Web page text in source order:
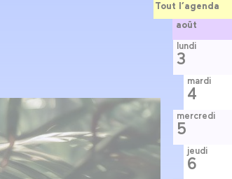
Tout l’agenda
août
lundi
3
mardi
4
mercredi
5
jeudi
6